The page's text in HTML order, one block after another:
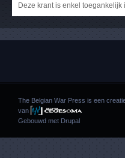
Deze krant is enkel
The Belgian War Press is een
van
Gebouwd met Drupal